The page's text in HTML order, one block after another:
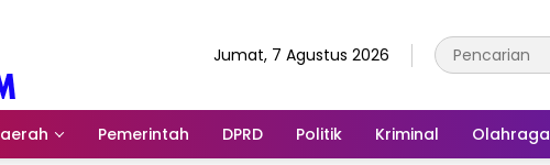
Jumat, 7 Agustus 2026
Pemerintah DPRD Politik Kriminal Olahraga